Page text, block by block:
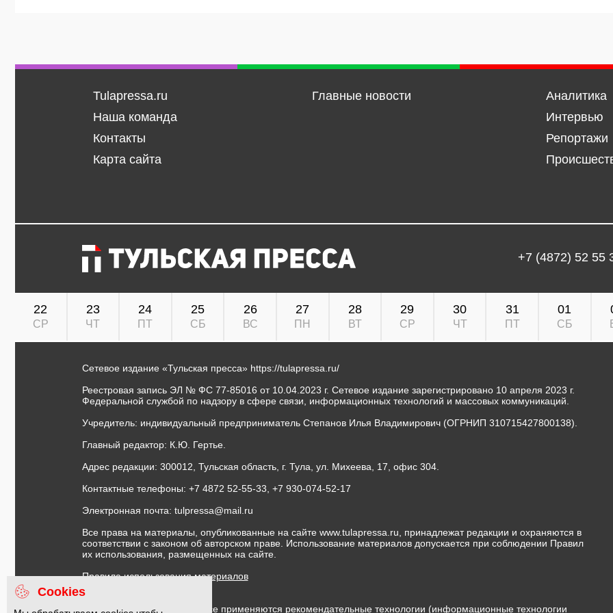
Tulapressa.ru
Наша команда
Контакты
Карта сайта
Главные новости
Аналитика
Интервью
Репортажи
+7 (4872) 52 55
22
СР
23
ЧТ
24
ПТ
25
СБ
26
ВС
27
ПН
28
ВТ
29
СР
30
ЧТ
31
ПТ
01
СБ
Сетевое издание «Тульская пресса» https://tulapressa.ru/
Реестровая запись ЭЛ № ФС 77-85016 от 10.04.2023 г. Сетевое издание зарегистрировано 10 апреля 2023 г.
Федеральной службой по надзору в сфере связи, информационных технологий и массовых коммуникаций.
Учредитель: индивидуальный предприниматель Степанов Илья Владимирович (ОГРНИП 310715427800138).
Главный редактор: К.Ю. Гертье.
Адрес редакции: 300012, Тульская область, г. Тула, ул. Михеева, 17, офис 304.
Контактные телефоны: +7 4872 52-55-33, +7 930-074-52-17
Электронная почта: tulpressa@mail.ru
Все права на материалы, опубликованные на сайте www.tulapressa.ru, принадлежат редакции и охраняются в
соответствии с законом об авторском праве. Использование материалов допускается при соблюдении Правил
их использования, размещенных на сайте.
Правила использования материалов
Договор публичной оферты
На информационном ресурсе применяются рекомендательные технологии (информационные технологии
Cookies